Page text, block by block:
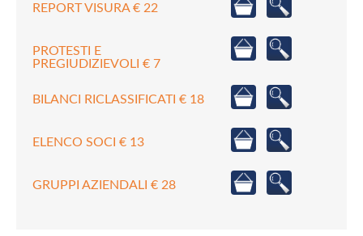
REPORT VISURA € 22
PROTESTI E
PREGIUDIZIEVOLI € 7
BILANCI RICLASSIFICATI € 18
ELENCO SOCI € 13
GRUPPI AZIENDALI € 28